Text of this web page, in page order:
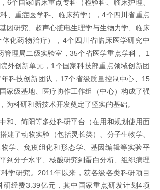
6个国家临床重点专科（检验科、临床护理、
、重症医学科、临床药学），4个四川省重点
因研究、超声心脏电生理学与生物力学、临床
化药物治疗），4个四川省临床医学研究中
管理局二级实验室，35个省医学重点学科， 1
外创新单元，1个国家科技部重点领域创新团
科技创新团队，17个省级质量控制中心、15
家级基地、医疗协作工作组（中心）构成了强
为科研和新技术开发奠定了坚实的基础。
和、简阳等多处科研平台（在用和规划使用面
建了动物实验（包括灵长类）、分子生物学、
学、免疫组化和形态学、基因编辑等实验平
到分子水平、核酸研究到蛋白分析、组织病理
学研究。2011年以来，获各级各类科研项目
研经费3.39亿元，其中国家重点研发计划4项